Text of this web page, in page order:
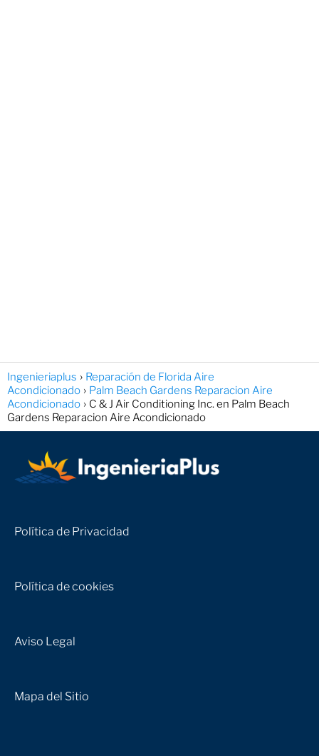
Ingenieriaplus
Reparación de Florida Aire
Acondicionado
Palm Beach Gardens Reparacion Aire
Acondicionado
C & J Air Conditioning Inc. en Palm Beach
Gardens Reparacion Aire Acondicionado
Política de Privacidad
Política de cookies
Aviso Legal
Mapa del Sitio